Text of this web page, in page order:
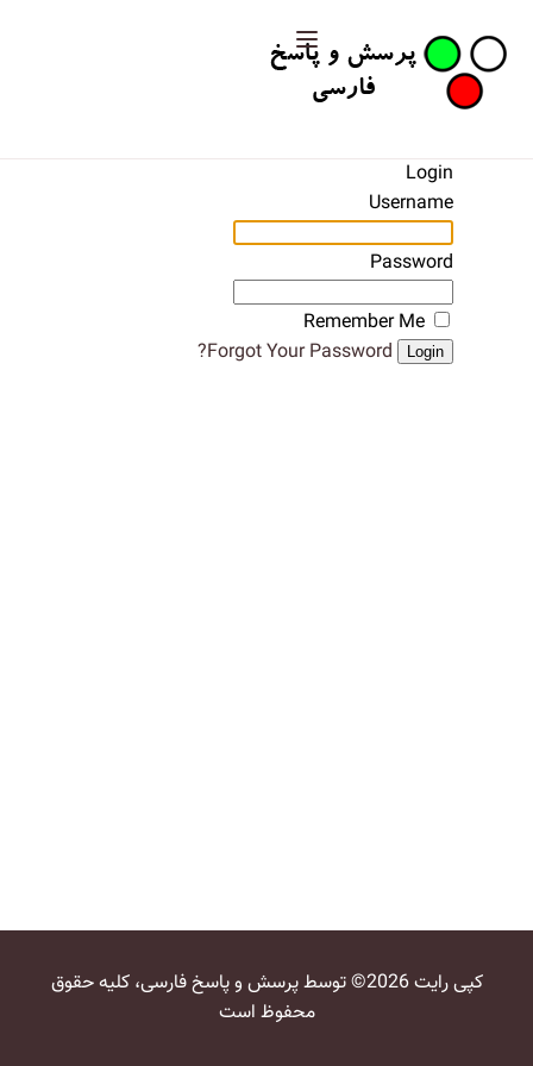
Login
Username
Password
Remember Me
Login
Forgot Your Password?
کپی رایت 2026© توسط پرسش و پاسخ فارسی، کلیه حقوق
محفوظ است